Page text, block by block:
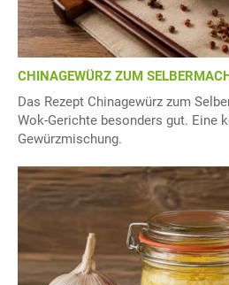
CHINAGEWÜRZ ZUM
Das Rezept Chinagewürz zum
Wok-Gerichte besonders gut. Eine
Gewürzmischung.